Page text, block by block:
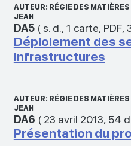
AUTEUR: RÉGIE DES
JEAN
DA5( s. d., 1 carte, PDF,
Déploiement des
infrastructures
AUTEUR: RÉGIE DES
JEAN
DA6 ( 23 avril 2013, 54
Présentation du